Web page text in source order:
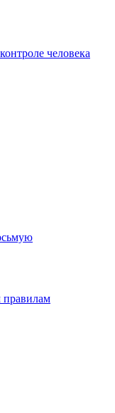
человека
правилам